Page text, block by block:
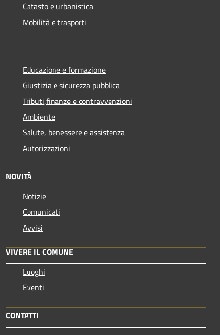
Catasto e urbanistica
Mobilità e trasporti
Educazione e formazione
Giustizia e sicurezza pubblica
Tributi,finanze e contravvenzioni
Ambiente
Salute, benessere e assistenza
Autorizzazioni
NOVITÀ
Notizie
Comunicati
Avvisi
VIVERE IL COMUNE
Luoghi
Eventi
CONTATTI